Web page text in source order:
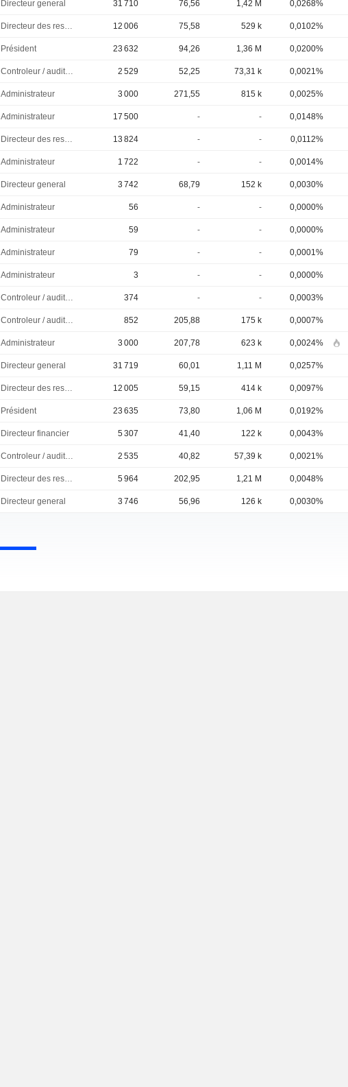
Directeur general 31 710 76,56 1,42 M 0,0268%
Directeur des ressources humaines 12 006 75,58 529 k 0,0102%
Président 23 632 94,26 1,36 M 0,0200%
Controleur / auditeur 2 529 52,25 73,31 k 0,0021%
Administrateur 3 000 271,55 815 k 0,0025%
Administrateur 17 500 - - 0,0148%
Directeur des ressources humaines 13 824 - - 0,0112%
Administrateur 1 722 - - 0,0014%
Directeur general 3 742 68,79 152 k 0,0030%
Administrateur 56 - - 0,0000%
Administrateur 59 - - 0,0000%
Administrateur 79 - - 0,0001%
Administrateur 3 - - 0,0000%
Controleur / auditeur 374 - - 0,0003%
Controleur / auditeur 852 205,88 175 k 0,0007%
Administrateur 3 000 207,78 623 k 0,0024%
Directeur general 31 719 60,01 1,11 M 0,0257%
Directeur des ressources humaines 12 005 59,15 414 k 0,0097%
Président 23 635 73,80 1,06 M 0,0192%
Directeur financier 5 307 41,40 122 k 0,0043%
Controleur / auditeur 2 535 40,82 57,39 k 0,0021%
Directeur des ressources humaines 5 964 202,95 1,21 M 0,0048%
Directeur general 3 746 56,96 126 k 0,0030%